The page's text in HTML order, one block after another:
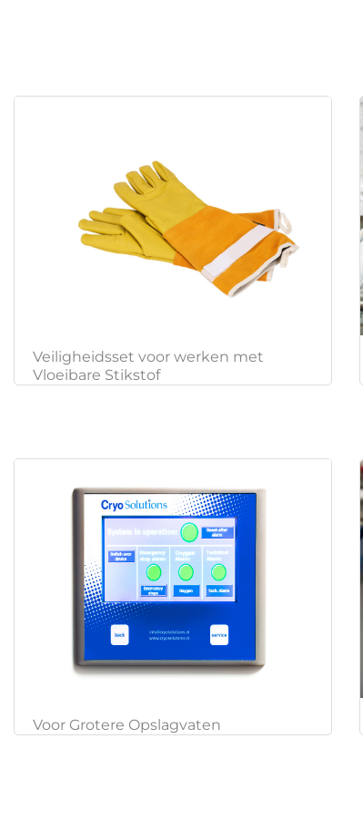
Veiligheidsset voor werken met
Vloeibare Stikstof
Voor Grotere Opslagvaten